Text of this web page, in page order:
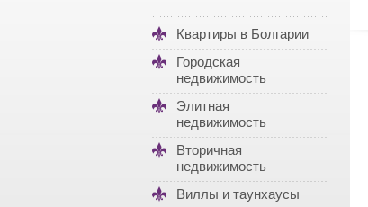
Квартиры в Болгарии
Городская
недвижимость
Элитная
недвижимость
Вторичная
недвижимость
Виллы и таунхаусы